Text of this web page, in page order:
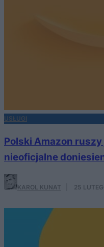
USŁUGI
Polski Amazon
nieoficjalne
KAROL KUNAT 25